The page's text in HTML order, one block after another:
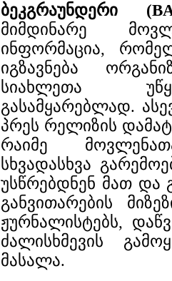
ბეკგრაუნდერი
მიმდინარე
ინფორმაცია,
იგზავნება
სიახლეთა
გასამყარებლად.
პრეს რელიზის
რაიმე
სხვადასხვა
უსწრებდნენ მათ და
განვითარების
ჟურნალისტებს,
ძალისხმევის
მასალა.